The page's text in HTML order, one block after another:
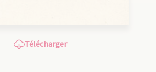
Télécharger